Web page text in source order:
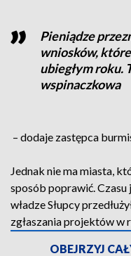
Pieniądze
wniosków,
ubiegłym roku.
wspinaczkowa
– dodaje zastępca
Jednak nie ma miasta,
sposób poprawić.
władze Słupcy
zgłaszania projektów w
OBEJRZYJ